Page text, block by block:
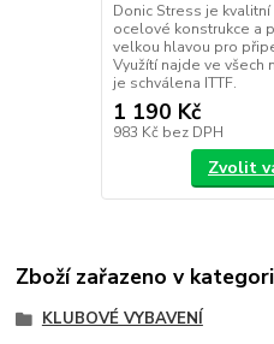
Donic Stress je
ocelové konstrukce a
velkou hlavou pro
Využítí najde ve všech
je schválena ITTF.
1 190 Kč
983 Kč bez DPH
Zvolit
Zboží zařazeno v
KLUBOVÉ VYBAVENÍ